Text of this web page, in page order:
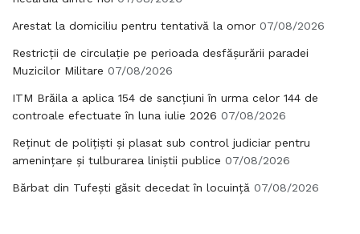
Arestat la domiciliu pentru tentativă la omor 07/08/2026
Restricții de circulație pe perioada desfășurării paradei
Muzicilor Militare 07/08/2026
ITM Brăila a aplica 154 de sancțiuni în urma celor 144 de
controale efectuate în luna iulie 2026 07/08/2026
Reținut de polițiști și plasat sub control judiciar pentru
amenințare și tulburarea liniștii publice 07/08/2026
Bărbat din Tufești găsit decedat în locuință 07/08/2026